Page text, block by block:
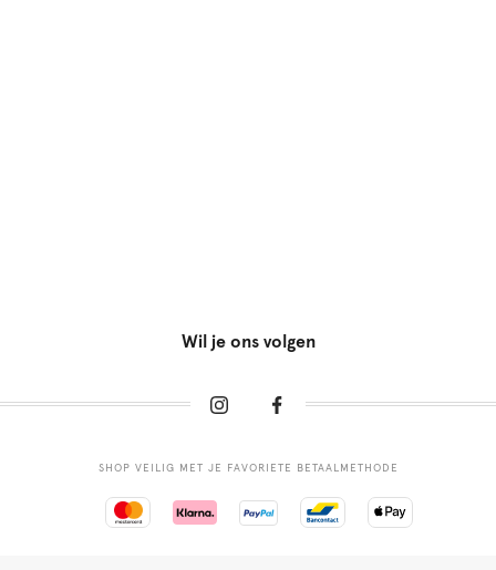
Wil je ons volgen
SHOP VEILIG MET JE FAVORIETE BETAALMETHODE